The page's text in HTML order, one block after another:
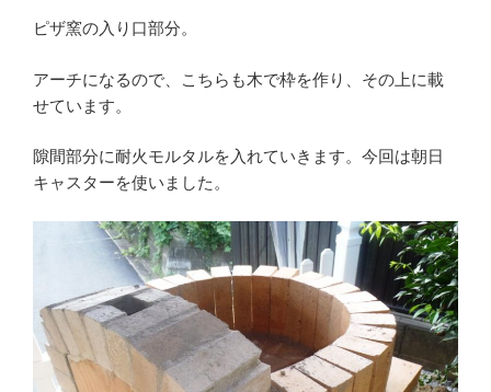
ピザ窯の入り口部分。
アーチになるので、こちらも木で枠を作り、その上に載
せています。
隙間部分に耐火モルタルを入れていきます。今回は朝日
キャスターを使いました。